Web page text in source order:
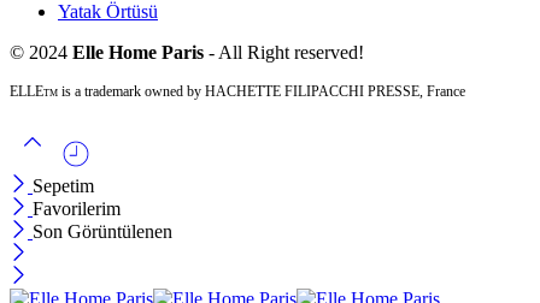
Yatak Örtüsü
© 2024 Elle Home Paris - All Right reserved!
ELLETM is a trademark owned by HACHETTE FILIPACCHI PRESSE, France
Sepetim
Favorilerim
Son Görüntülenen